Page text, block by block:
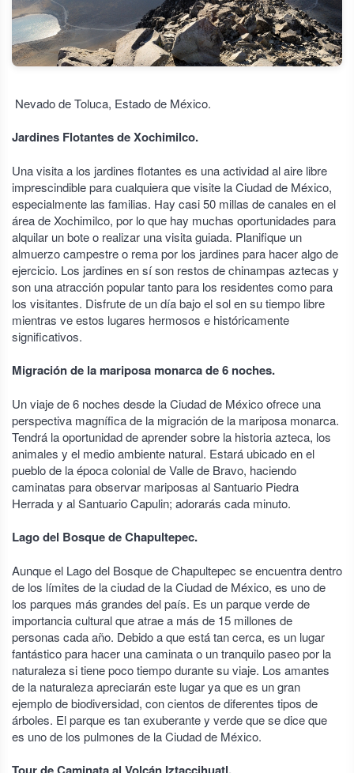
Nevado de Toluca, Estado de México.
Jardines Flotantes de Xochimilco.
Una visita a los jardines flotantes es una actividad al aire libre
imprescindible para cualquiera que visite la Ciudad de México,
especialmente las familias. Hay casi 50 millas de canales en el
área de Xochimilco, por lo que hay muchas oportunidades para
alquilar un bote o realizar una visita guiada. Planifique un
almuerzo campestre o rema por los jardines para hacer algo de
ejercicio. Los jardines en sí son restos de chinampas aztecas y
son una atracción popular tanto para los residentes como para
los visitantes. Disfrute de un día bajo el sol en su tiempo libre
mientras ve estos lugares hermosos e históricamente
significativos.
Migración de la mariposa monarca de 6 noches.
Un viaje de 6 noches desde la Ciudad de México ofrece una
perspectiva magnífica de la migración de la mariposa monarca.
Tendrá la oportunidad de aprender sobre la historia azteca, los
animales y el medio ambiente natural. Estará ubicado en el
pueblo de la época colonial de Valle de Bravo, haciendo
caminatas para observar mariposas al Santuario Piedra
Herrada y al Santuario Capulin; adorarás cada minuto.
Lago del Bosque de Chapultepec.
Aunque el Lago del Bosque de Chapultepec se encuentra dentro
de los límites de la ciudad de la Ciudad de México, es uno de
los parques más grandes del país. Es un parque verde de
importancia cultural que atrae a más de 15 millones de
personas cada año. Debido a que está tan cerca, es un lugar
fantástico para hacer una caminata o un tranquilo paseo por la
naturaleza si tiene poco tiempo durante su viaje. Los amantes
de la naturaleza apreciarán este lugar ya que es un gran
ejemplo de biodiversidad, con cientos de diferentes tipos de
árboles. El parque es tan exuberante y verde que se dice que
es uno de los pulmones de la Ciudad de México.